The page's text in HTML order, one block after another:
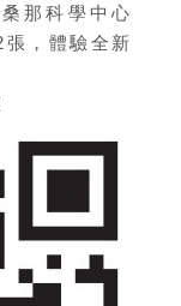
那科學中心
張，體驗全新